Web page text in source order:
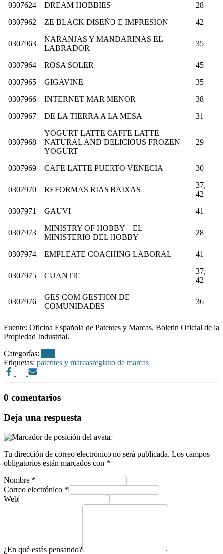
0307624
DREAM HOBBIES
28
0307962
ZE BLACK DISEÑO E IMPRESION 42
0307963
NARANJAS Y MANDARINAS EL
LABRADOR
35
0307964 ROSA SOLER
45
0307965
GIGAVINE
35
0307966
INTERNET MAR MENOR
38
0307967
DE LA TIERRA A LA MESA 31
0307968
YOGURT LATTE CAFFE LATTE
NATURAL AND DELICIOUS FROZEN
YOGURT
29
0307969 CAFE LATTE PUERTO VENECIA 30
0307970 REFORMAS RIAS BAIXAS
37,
42
0307971
GAUVI 41
0307973
MINISTRY OF HOBBY – EL
MINISTERIO DEL HOBBY
28
0307974 EMPLEATE COACHING LABORAL 41
0307975 CUANTIC
37,
42
0307976
GES COM GESTION DE
COMUNIDADES
36
Fuente: Oficina Española de Patentes y Marcas. Boletin Oficial de la
Propiedad Industrial.
Categorías:
Etiquetas: patentes y marcasregistro de marcas
0 comentarios
Deja una respuesta
Tu dirección de correo electrónico no será publicada. Los campos
obligatorios están marcados con *
Nombre *
Correo electrónico *
Web
¿En qué estás pensando?